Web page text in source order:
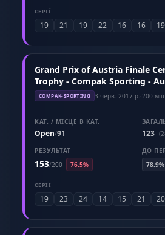
СЕРІЇ
19 21 19 22 16 16 19
Grand Prix of Austria Finale
Trophy - Compak Sporting -
COMPAK-SPORTING 3 черв. 2017 р. ·200
КАТ. / МІСЦЕ В КАТ.
Open/91 123
РЕЗУЛЬТАТ
153/200 76.5%
ДО
78.9%
СЕРІЇ
19 23 24 14 15 21 20